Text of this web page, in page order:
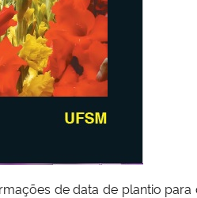
de data de plantio